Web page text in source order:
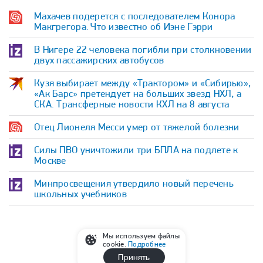
Махачев подерется с последователем Конора
Макгрегора. Что известно об Иэне Гэрри
В Нигере 22 человека погибли при столкновении
двух пассажирских автобусов
Кузя выбирает между «Трактором» и «Сибирью»,
«Ак Барс» претендует на больших звезд НХЛ, а
СКА. Трансферные новости КХЛ на 8 августа
Отец Лионеля Месси умер от тяжелой болезни
Силы ПВО уничтожили три БПЛА на подлете к
Москве
Минпросвещения утвердило новый перечень
школьных учебников
Мы используем файлы
cookie.Подробнее
Принять